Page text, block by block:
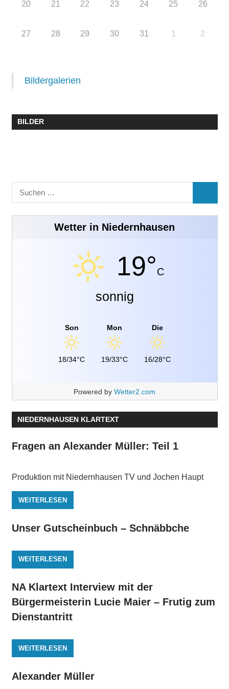
20 21 22 23 24 25 26
27 28 29 30 31 1 2
Bildergalerien
BILDER
Suchen
nach:
Wetter in Niedernhausen
19°C
sonnig
Son
18/34°C
Mon
19/33°C
Die
16/28°C
Powered by Wetter2.com
NIEDERNHAUSEN KLARTEXT
Fragen an Alexander Müller: Teil 1
Produktion mit Niedernhausen TV und Jochen Haupt
WEITERLESEN
Unser Gutscheinbuch – Schnäbbche
WEITERLESEN
NA Klartext Interview mit der
Bürgermeisterin Lucie Maier – Frutig zum
Dienstantritt
WEITERLESEN
Alexander Müller